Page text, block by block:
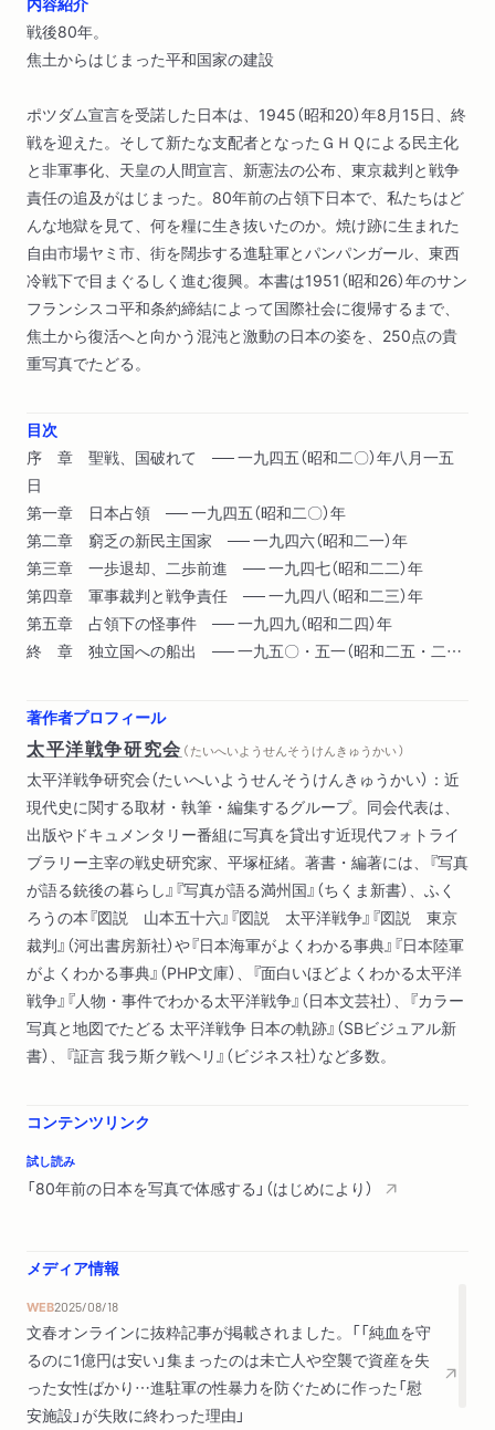
戦後80年。
焦土からはじまった平和国家の建設
ポツダム宣言を受諾した日本は、1945（昭和20）年8月15日、終
戦を迎えた。そして新たな支配者となったＧＨＱによる民主化
と非軍事化、天皇の人間宣言、新憲法の公布、東京裁判と戦争
責任の追及がはじまった。80年前の占領下日本で、私たちはど
んな地獄を見て、何を糧に生き抜いたのか。焼け跡に生まれた
自由市場ヤミ市、街を闊歩する進駐軍とパンパンガール、東西
冷戦下で目まぐるしく進む復興。本書は1951（昭和26）年のサン
フランシスコ平和条約締結によって国際社会に復帰するまで、
焦土から復活へと向かう混沌と激動の日本の姿を、250点の貴
重写真でたどる。
目次
序 章 聖戦、国破れて ── 一九四五（昭和二〇）年八月一五
日
第一章 日本占領 ── 一九四五（昭和二〇）年
第二章 窮乏の新民主国家 ── 一九四六（昭和二一）年
第三章 一歩退却、二歩前進 ── 一九四七（昭和二二）年
第四章 軍事裁判と戦争責任 ── 一九四八（昭和二三）年
第五章 占領下の怪事件 ── 一九四九（昭和二四）年
終 章 独立国への船出 ── 一九五〇・五一（昭和二五・二
著作者プロフィール
太平洋戦争研究会 （ たいへいようせんそうけんきゅうかい ）
太平洋戦争研究会（たいへいようせんそうけんきゅうかい）：近
現代史に関する取材・執筆・編集するグループ。同会代表は、
出版やドキュメンタリー番組に写真を貸出す近現代フォトライ
ブラリー主宰の戦史研究家、平塚柾緒。著書・編著には、『写真
が語る銃後の暮らし』『写真が語る満州国』（ちくま新書）、ふく
ろうの本『図説 山本五十六』『図説 太平洋戦争』『図説 東京
裁判』（河出書房新社）や『日本海軍がよくわかる事典』『日本陸軍
がよくわかる事典』（PHP文庫）、『面白いほどよくわかる太平洋
戦争』『人物・事件でわかる太平洋戦争』（日本文芸社）、『カラー
写真と地図でたどる 太平洋戦争 日本の軌跡』（SBビジュアル新
書）、『証言 我ラ斯ク戦ヘリ』（ビジネス社）など多数。
コンテンツリンク
試し読み
「80年前の日本を写真で体感する」（はじめにより）
メディア情報
WEB2025/08/18
文春オンラインに抜粋記事が掲載されました。「「純血を守
るのに1億円は安い」集まったのは未亡人や空襲で資産を失
った女性ばかり…進駐軍の性暴力を防ぐために作った「慰
安施設」が失敗に終わった理由」